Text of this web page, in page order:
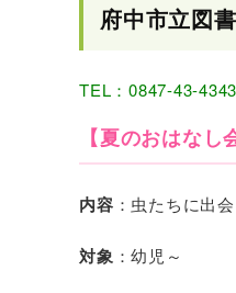
府中市立図
TEL：0847-43-4343
【夏のおはなし
内容 ：虫たちに出
対象 ：幼児～